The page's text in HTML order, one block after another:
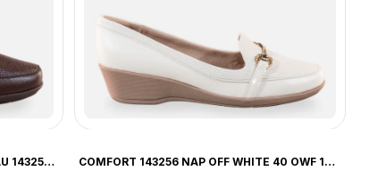
COMFORT 143256 NAP CACAU 40 CAU 143256 CACAU
COMFORT 143256 NAP OFF WHITE 40 OWF 143256 OFF WHITE